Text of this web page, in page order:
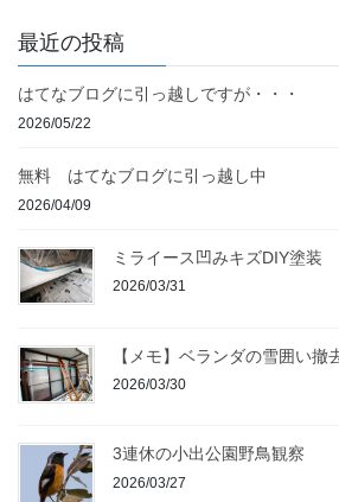
最近の投稿
はてなブログに引っ越しですが・・・
2026/05/22
無料 はてなブログに引っ越し中
2026/04/09
ミライース凹みキズDIY塗装
2026/03/31
【メモ】ベランダの雪囲い撤
2026/03/30
3連休の小出公園野鳥観察
2026/03/27